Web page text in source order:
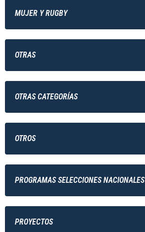
MUJER Y RUGBY
OTRAS
OTRAS CATEGORÍAS
OTROS
PROGRAMAS SELECCIONES NACIONALES
PROYECTOS